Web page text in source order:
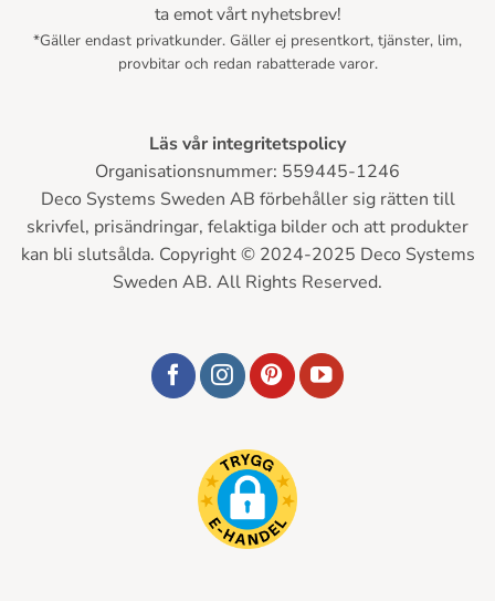
ta emot vårt nyhetsbrev!
*Gäller endast privatkunder. Gäller ej presentkort, tjänster, lim,
provbitar och redan rabatterade varor.
Läs vår integritetspolicy
Organisationsnummer: 559445-1246
Deco Systems Sweden AB förbehåller sig rätten till
skrivfel, prisändringar, felaktiga bilder och att produkter
kan bli slutsålda. Copyright © 2024-2025 Deco Systems
Sweden AB. All Rights Reserved.